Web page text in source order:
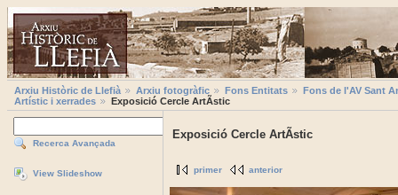
Arxiu Històric de Llefià Arxiu fotogràfic Fons Entitats
Fons de l'AV Sant
Artístic i xerrades
Exposició Cercle ArtÃ­stic
Recerca Avançada
View Slideshow
Exposició Cercle ArtÃ­stic
primer anterior